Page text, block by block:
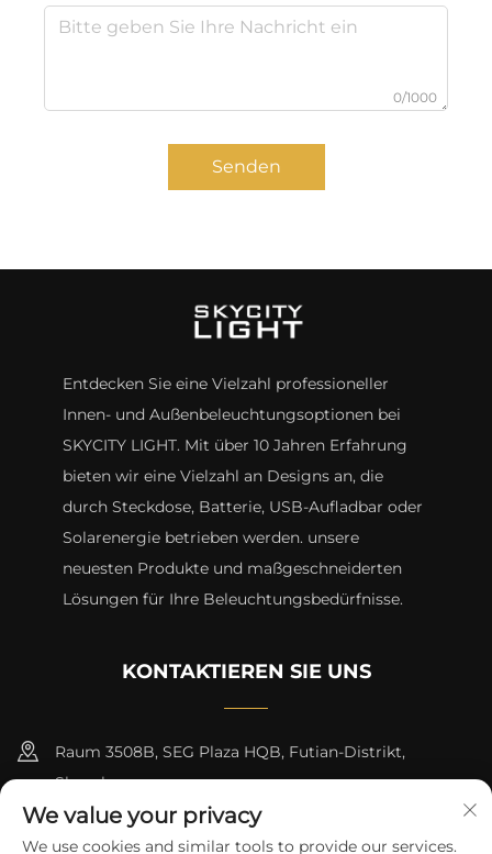
0/1000
Senden
Entdecken Sie eine Vielzahl professioneller
Innen- und Außenbeleuchtungsoptionen bei
SKYCITY LIGHT. Mit über 10 Jahren Erfahrung
bieten wir eine Vielzahl an Designs an, die
durch Steckdose, Batterie, USB-Aufladbar oder
Solarenergie betrieben werden. unsere
neuesten Produkte und maßgeschneiderten
Lösungen für Ihre Beleuchtungsbedürfnisse.
KONTAKTIEREN SIE UNS
Raum 3508B, SEG Plaza HQB, Futian-Distrikt,
Shenzhen
+8615817427232
We value your privacy
We use cookies and similar tools to provide our services.